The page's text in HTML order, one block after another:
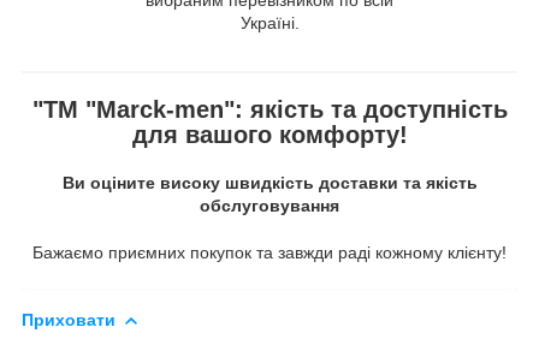
Україні.
"ТМ "Marck-men": якість та доступність
для вашого комфорту!
Ви оціните високу швидкість доставки та якість
обслуговування
Бажаємо приємних покупок та завжди раді кожному клієнту!
Приховати